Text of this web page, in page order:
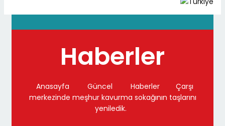
Haberler
Anasayfa Güncel Haberler
Çarşı
merkezinde meşhur kavurma sokağının taşlarını
yeniledik.